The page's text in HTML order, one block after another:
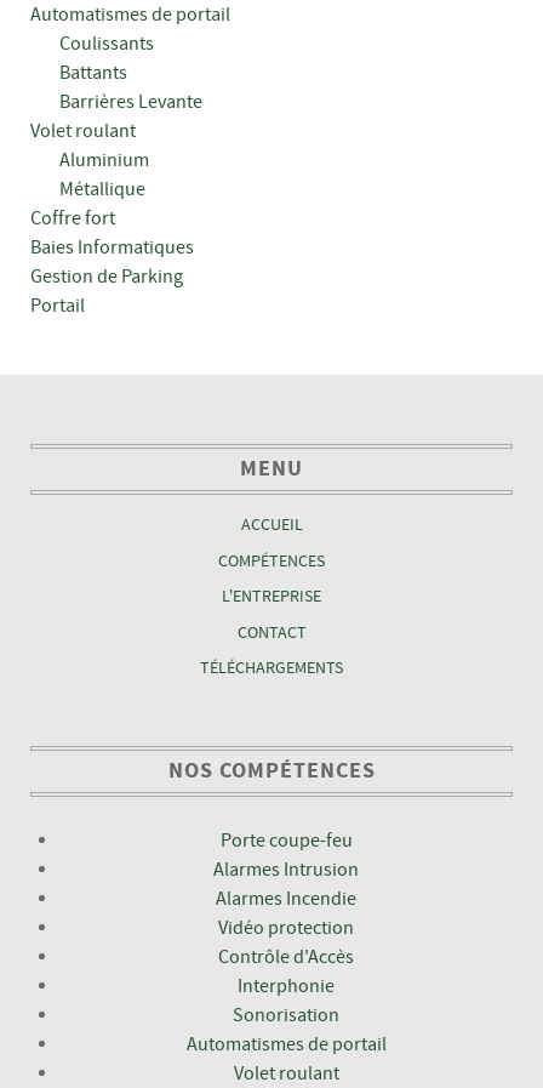
Automatismes de portail
Coulissants
Battants
Barrières Levante
Volet roulant
Aluminium
Métallique
Coffre fort
Baies Informatiques
Gestion de Parking
Portail
MENU
ACCUEIL
COMPÉTENCES
L'ENTREPRISE
CONTACT
TÉLÉCHARGEMENTS
NOS COMPÉTENCES
Porte coupe-feu
Alarmes Intrusion
Alarmes Incendie
Vidéo protection
Contrôle d'Accès
Interphonie
Sonorisation
Automatismes de portail
Volet roulant